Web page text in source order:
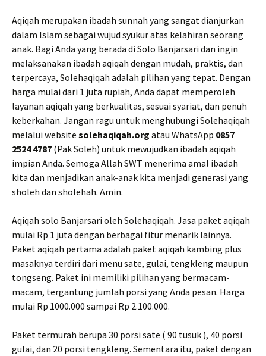
Aqiqah merupakan ibadah sunnah yang sangat dianjurkan
dalam Islam sebagai wujud syukur atas kelahiran seorang
anak. Bagi Anda yang berada di Solo Banjarsari dan ingin
melaksanakan ibadah aqiqah dengan mudah, praktis, dan
terpercaya, Solehaqiqah adalah pilihan yang tepat. Dengan
harga mulai dari 1 juta rupiah, Anda dapat memperoleh
layanan aqiqah yang berkualitas, sesuai syariat, dan penuh
keberkahan. Jangan ragu untuk menghubungi Solehaqiqah
melalui website solehaqiqah.org atau WhatsApp 0857
2524 4787 (Pak Soleh) untuk mewujudkan ibadah aqiqah
impian Anda. Semoga Allah SWT menerima amal ibadah
kita dan menjadikan anak-anak kita menjadi generasi yang
sholeh dan sholehah. Amin.
Aqiqah solo Banjarsari oleh Solehaqiqah. Jasa paket aqiqah
mulai Rp 1 juta dengan berbagai fitur menarik lainnya.
Paket aqiqah pertama adalah paket aqiqah kambing plus
masaknya terdiri dari menu sate, gulai, tengkleng maupun
tongseng. Paket ini memiliki pilihan yang bermacam-
macam, tergantung jumlah porsi yang Anda pesan. Harga
mulai Rp 1000.000 sampai Rp 2.100.000.
Paket termurah berupa 30 porsi sate ( 90 tusuk ), 40 porsi
gulai, dan 20 porsi tengkleng. Sementara itu, paket dengan